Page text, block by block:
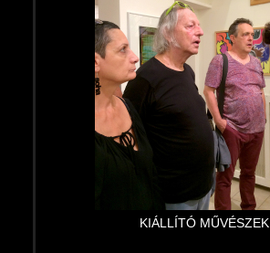
KIÁLLÍTÓ MŰVÉSZEK